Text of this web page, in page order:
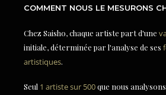
COMMENT NOUS LE MESURONS
Chez Saisho, chaque artiste part d'une
initiale, déterminée par l'analyse de ses
artistiques.
Seul 1 artiste sur 500que nous